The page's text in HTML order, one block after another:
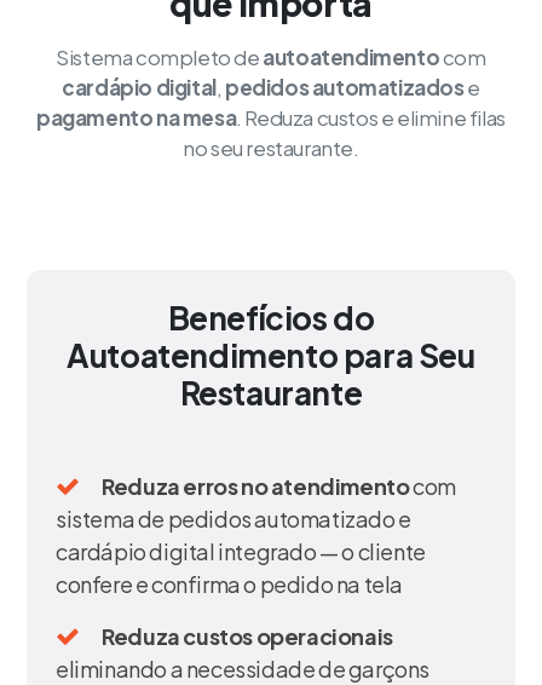
Sistema completo deautoatendimentocom
cardápio digital, pedidos automatizadose
pagamento na mesa. Reduza custos e elimine filas
no seu restaurante.
Benefícios do
Autoatendimento para Seu
Restaurante
Reduza erros no atendimentocom
sistema de pedidos automatizado e
cardápio digital integrado — o cliente
confere e confirma o pedido na tela
Reduza custos operacionais
eliminando a necessidade de garçons